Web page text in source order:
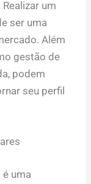
um
ser uma
Além
gestão de
podem
seu perfil
uma